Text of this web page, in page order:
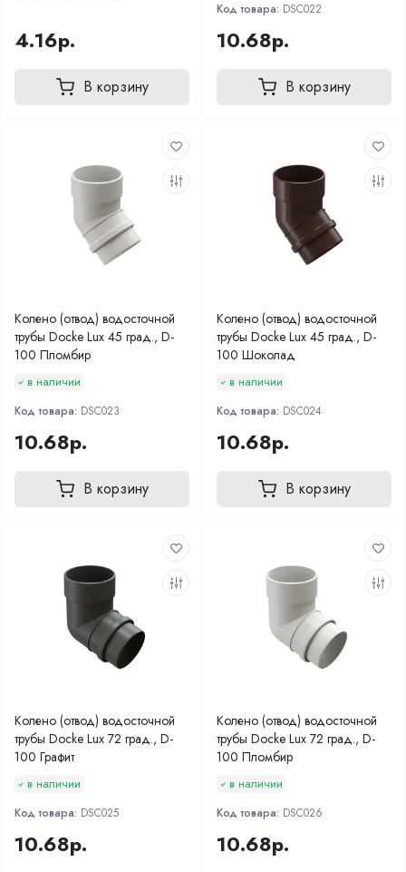
4.16р.
В корзину
Код товара: DSC022
10.68р.
В корзину
Колено (отвод) водосточной
трубы Docke Lux 45 град., D-
100 Пломбир
в наличии
Код товара: DSC023
10.68р.
В корзину
Колено (отвод) водосточной
трубы Docke Lux 45 град., D-
100 Шоколад
в наличии
Код товара: DSC024
10.68р.
В корзину
Колено (отвод) водосточной
трубы Docke Lux 72 град., D-
100 Графит
в наличии
Код товара: DSC025
10.68р.
Колено (отвод) водосточной
трубы Docke Lux 72 град., D-
100 Пломбир
в наличии
Код товара: DSC026
10.68р.